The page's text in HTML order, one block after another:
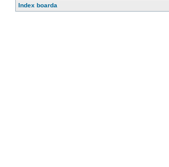
Index boarda